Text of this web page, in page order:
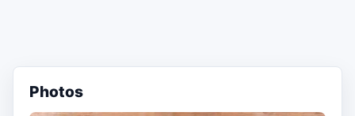
Photos